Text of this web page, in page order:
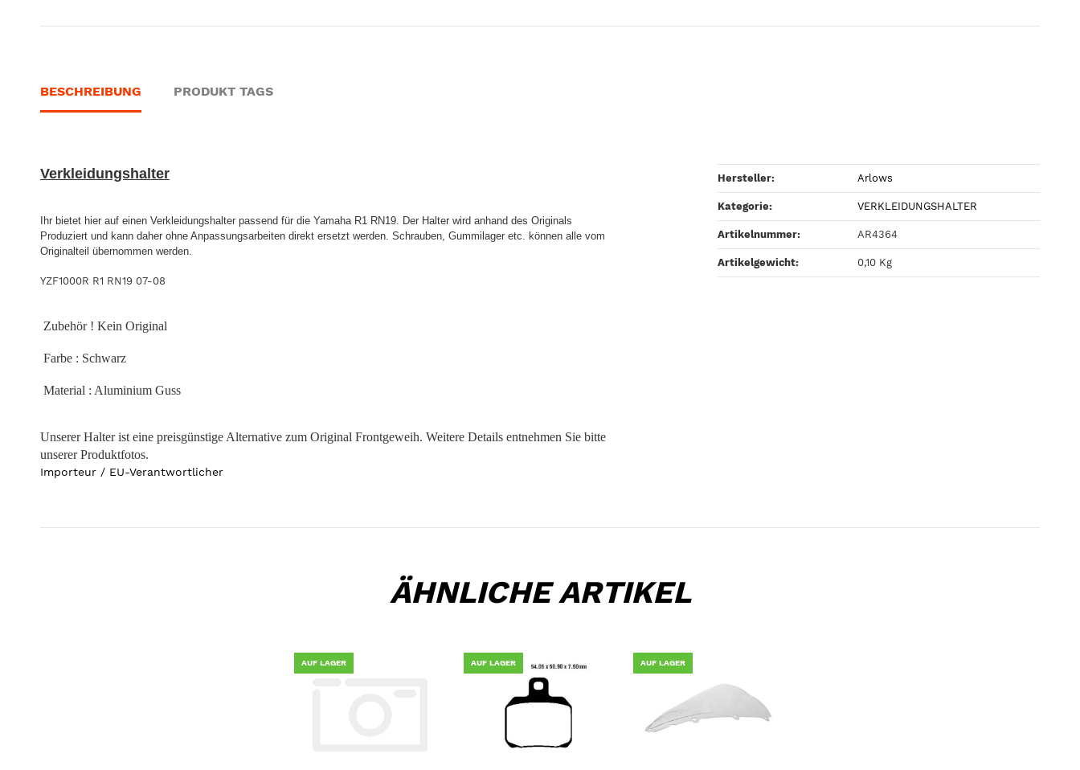
BESCHREIBUNG PRODUKT TAGS
Verkleidungshalter
Ihr bietet hier auf einen Verkleidungshalter passend für die Yamaha R1 RN19. Der Halter wird anhand des Originals
Produziert und kann daher ohne Anpassungsarbeiten direkt ersetzt werden. Schrauben, Gummilager etc. können alle vom
Originalteil übernommen werden.
YZF1000R R1 RN19 07-08
Zubehör ! Kein Original
Farbe : Schwarz
Material : Aluminium Guss
Unserer Halter ist eine preisgünstige Alternative zum Original Frontgeweih. Weitere Details entnehmen Sie bitte
unserer Produktfotos.
Hersteller: Arlows
Kategorie: VERKLEIDUNGSHALTER
Artikelnummer: AR4364
Artikelgewicht‍: 0,10 Kg
Importeur / EU-Verantwortlicher
ÄHNLICHE ARTIKEL
AUF LAGER AUF LAGER AUF LAGER